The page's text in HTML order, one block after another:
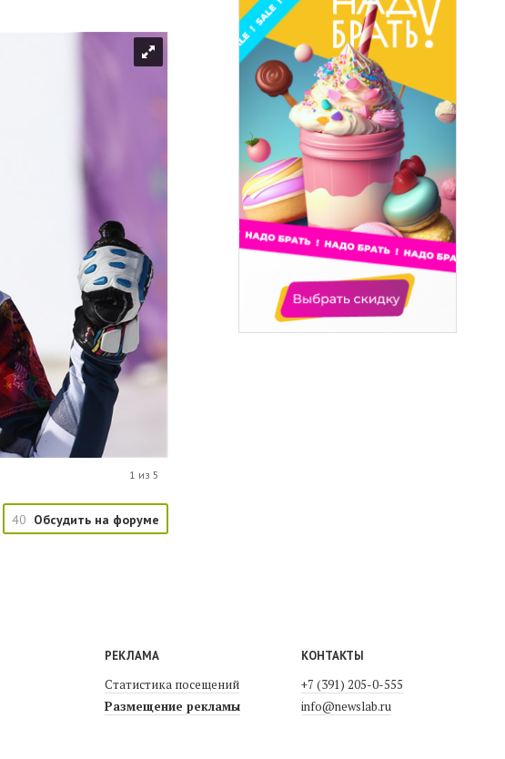
1 из 5
40 Обсудить на форуме
РЕКЛАМА
Статистика посещений
Размещение рекламы
КОНТАКТЫ
+7 (391) 205-0-555
info@newslab.ru